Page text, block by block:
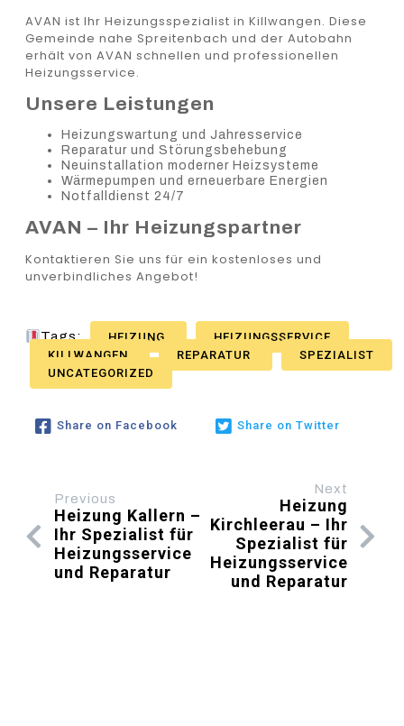
AVAN ist Ihr Heizungsspezialist in Killwangen. Diese
Gemeinde nahe Spreitenbach und der Autobahn
erhält von AVAN schnellen und professionellen
Heizungsservice.
Unsere Leistungen
Heizungswartung und Jahresservice
Reparatur und Störungsbehebung
Neuinstallation moderner Heizsysteme
Wärmepumpen und erneuerbare Energien
Notfalldienst 24/7
AVAN – Ihr Heizungspartner
Kontaktieren Sie uns für ein kostenloses und
unverbindliches Angebot!
Tags: HEIZUNG
HEIZUNGSSERVICE
KILLWANGEN
REPARATUR
SPEZIALIST
UNCATEGORIZED
Share on Facebook Share on Twitter
Previous
Heizung Kallern –
Ihr Spezialist für
Heizungsservice
und Reparatur
Next
Heizung
Kirchleerau – Ihr
Spezialist für
Heizungsservice
und Reparatur